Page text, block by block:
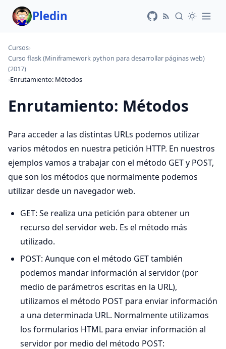
Pledin
Cursos›
Curso flask (Miniframework python para desarrollar páginas web)
(2017)
›Enrutamiento: Métodos
Enrutamiento: Métodos
Para acceder a las distintas URLs podemos utilizar
varios métodos en nuestra petición HTTP. En nuestros
ejemplos vamos a trabajar con el método GET y POST,
que son los métodos que normalmente podemos
utilizar desde un navegador web.
GET: Se realiza una petición para obtener un
recurso del servidor web. Es el método más
utilizado.
POST: Aunque con el método GET también
podemos mandar información al servidor (por
medio de parámetros escritas en la URL),
utilizamos el método POST para enviar información
a una determinada URL. Normalmente utilizamos
los formularios HTML para enviar información al
servidor por medio del método POST: